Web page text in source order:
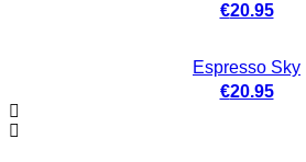
€20.95
Espresso Sky
€20.95